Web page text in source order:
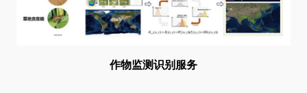
作物监测识别服务